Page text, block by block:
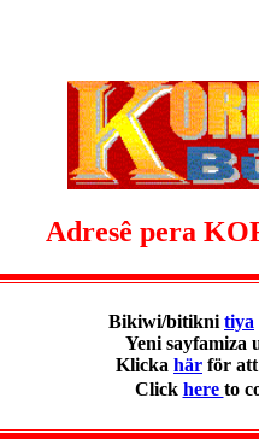
Adresê pera
Bikiwi/bitikni tiya
Yeni sayfamiza
Klicka här för
Click here to